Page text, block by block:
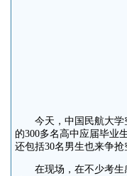
今天，中国民航大学空
的300多名高中应届毕业
还包括30名男生也来争抢
在现场，在不少考生感